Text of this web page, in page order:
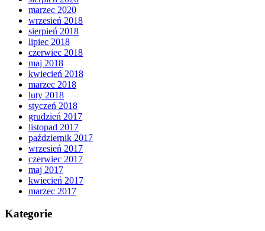
marzec 2020
wrzesień 2018
sierpień 2018
lipiec 2018
czerwiec 2018
maj 2018
kwiecień 2018
marzec 2018
luty 2018
styczeń 2018
grudzień 2017
listopad 2017
październik 2017
wrzesień 2017
czerwiec 2017
maj 2017
kwiecień 2017
marzec 2017
Kategorie